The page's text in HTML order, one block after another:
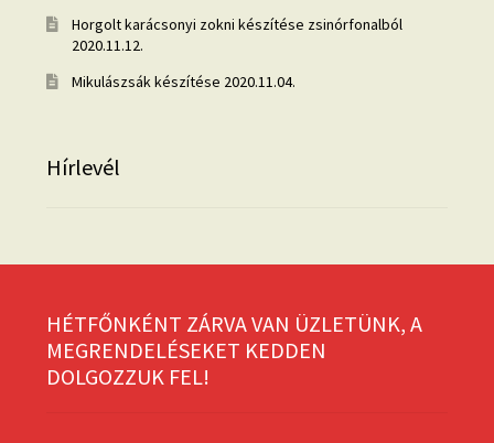
Horgolt karácsonyi zokni készítése zsinórfonalból
2020.11.12.
Mikulászsák készítése 2020.11.04.
Hírlevél
HÉTFŐNKÉNT ZÁRVA VAN ÜZLETÜNK, A
MEGRENDELÉSEKET KEDDEN
DOLGOZZUK FEL!